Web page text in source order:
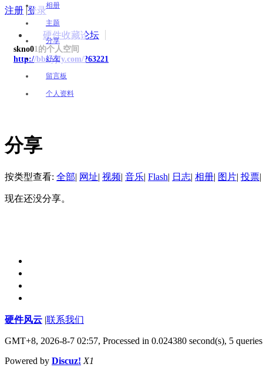
注册 |登录
硬件收藏论坛
skno01的个人空间
http://bbs.yjfy.com/?63221
相册
主题
分享
好友
留言板
个人资料
分享
按类型查看: 全部 网址 视频 音乐 Flash 日志 相册 图片 投票
现在还没分享。
硬件风云 联系我们
GMT+8, 2026-8-7 02:57, Processed in 0.024380 second(s), 5 queries
Powered by Discuz! X1